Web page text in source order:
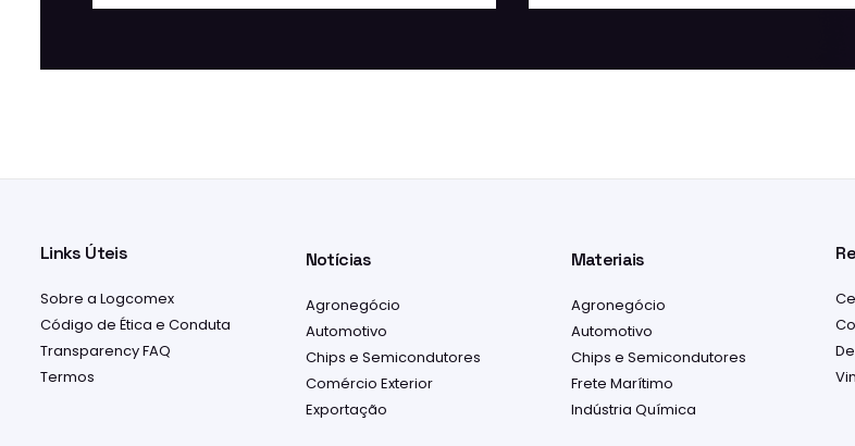
Links Úteis
Sobre a Logcomex
Código de Ética e Conduta
Transparency FAQ
Termos
Notícias
Agronegócio
Automotivo
Chips e Semicondutores
Comércio Exterior
Exportação
Materiais
Agronegócio
Automotivo
Chips e Semicondutores
Frete Marítimo
Indústria Química